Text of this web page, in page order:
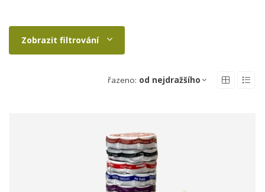
Zobrazit filtrování
řazeno: od nejdražšího